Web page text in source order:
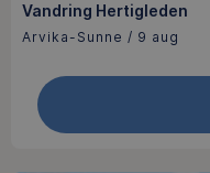
Vandring Hertigleden
Arvika-Sunne / 9 aug